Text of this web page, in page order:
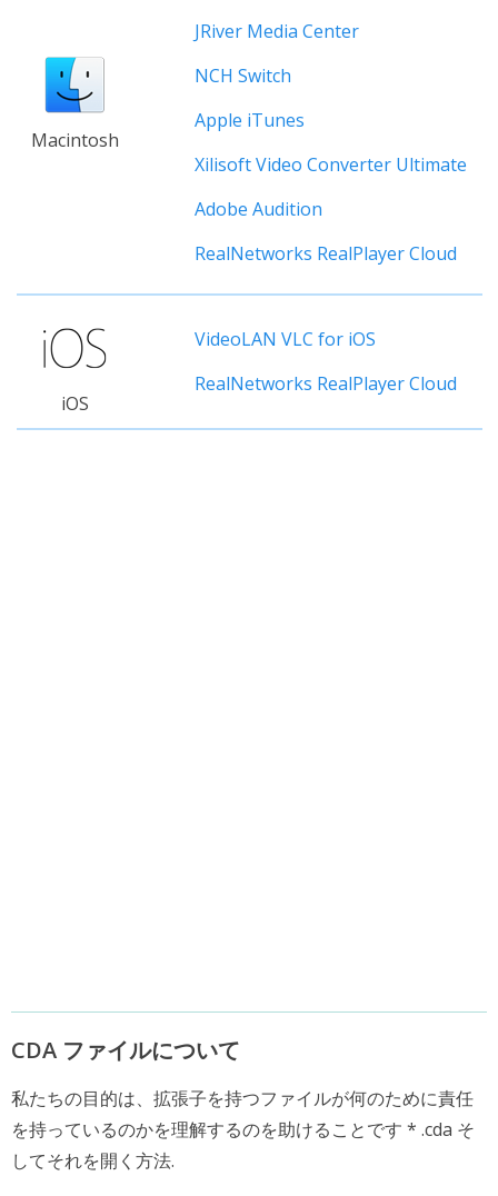
Macintosh
JRiver Media Center
NCH Switch
Apple iTunes
Xilisoft Video Converter Ultimate
Adobe Audition
RealNetworks RealPlayer Cloud
iOS
VideoLAN VLC for iOS
RealNetworks RealPlayer Cloud
CDA ファイルについて
私たちの目的は、拡張子を持つファイルが何のために責任
を持っているのかを理解するのを助けることです * .cda そ
してそれを開く方法.